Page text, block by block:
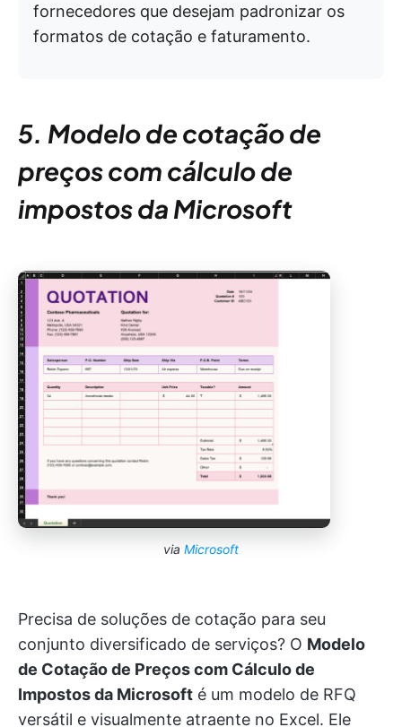
fornecedores que desejam padronizar os
formatos de cotação e faturamento.
5. Modelo de cotação de
preços com cálculo de
impostos da Microsoft
via Microsoft
Precisa de soluções de cotação para seu
conjunto diversificado de serviços? O Modelo
de Cotação de Preços com Cálculo de
Impostos da Microsoft é um modelo de RFQ
versátil e visualmente atraente no Excel. Ele